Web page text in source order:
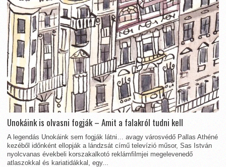
Unokáink is olvasni fogják – Amit a falakról tudni kell
A legendás Unokáink sem fogják látni… avagy városvédő Pallas Athéné
kezéből időnként ellopják a lándzsát című televízió műsor, Sas István
nyolcvanas évekbeli korszakalkotó reklámfilmjei megelevenedő
atlaszokkal és kariatidákkal, egy...